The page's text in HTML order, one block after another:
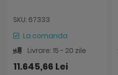
SKU: 67333
La comanda
Livrare: 15 - 20 zile
11.645,66 Lei